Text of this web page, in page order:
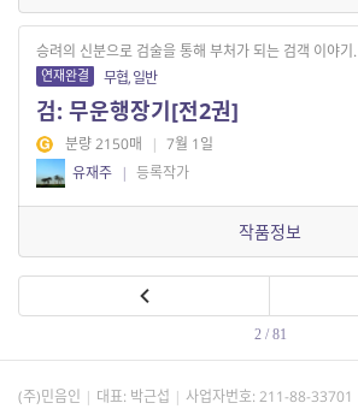
승려의 신분으로 검술을 통해 부처가 되는 검객 이야기.
연재완결 무협, 일반
검: 무운행장기[전2권]
분량 2150매 | 7월 1일
유재주 | 등록작가
작품정보
2 / 81
(주)민음인 대표: 박근섭 사업자번호: 211-88-33701